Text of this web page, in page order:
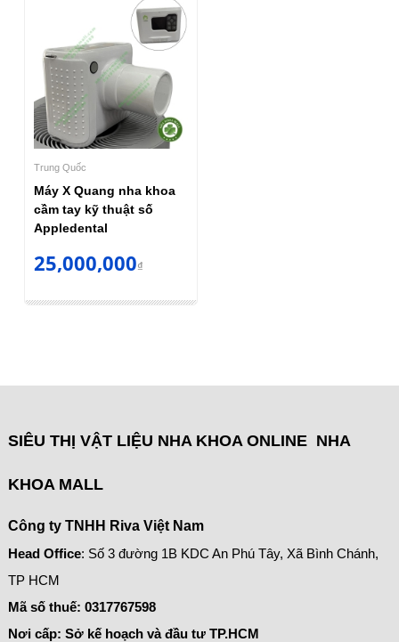
Trung Quốc
Máy X Quang nha khoa
cầm tay kỹ thuật số
Appledental
25,000,000₫
SIÊU THỊ VẬT LIỆU NHA KHOA ONLINE NHA
KHOA MALL
Công ty TNHH Riva Việt Nam
Head Office: Số 3 đường 1B KDC An Phú Tây, Xã Bình Chánh,
TP HCM
Mã số thuế: 0317767598
Nơi cấp: Sở kế hoạch và đầu tư TP.HCM